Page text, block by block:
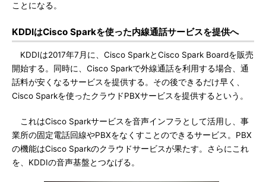
ことになる。
KDDIはCisco Sparkを使った内線通話サービスを提供へ
KDDIは2017年7月に、Cisco SparkとCisco Spark Boardを販売
開始する。同時に、Cisco Sparkで外線通話を利用する場合、通
話料が安くなるサービスを提供する。その後できるだけ早く、
Cisco Sparkを使ったクラウドPBXサービスを提供するという。
これはCisco Sparkサービスを音声インフラとして活用し、事
業所の固定電話回線やPBXをなくすことのできるサービス。PBX
の機能はCisco Sparkのクラウドサービスが果たす。さらにこれ
を、KDDIの音声基盤とつなげる。